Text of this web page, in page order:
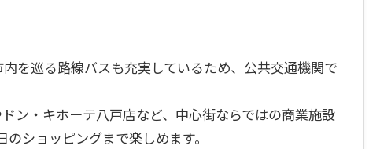
を巡る路線バスも充実しているため、公共交通機関で
ン・キホーテ八戸店など、中心街ならではの商業施設
ショッピングまで楽しめます。